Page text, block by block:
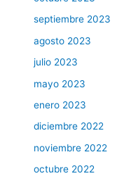
septiembre 2023
agosto 2023
julio 2023
mayo 2023
enero 2023
diciembre 2022
noviembre 2022
octubre 2022